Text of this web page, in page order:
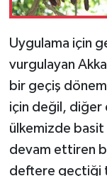
Uygulama için
vurgulayan
bir geçiş
için değil, diğer
ülkemizde basit
devam ettiren
deftere geçtiği